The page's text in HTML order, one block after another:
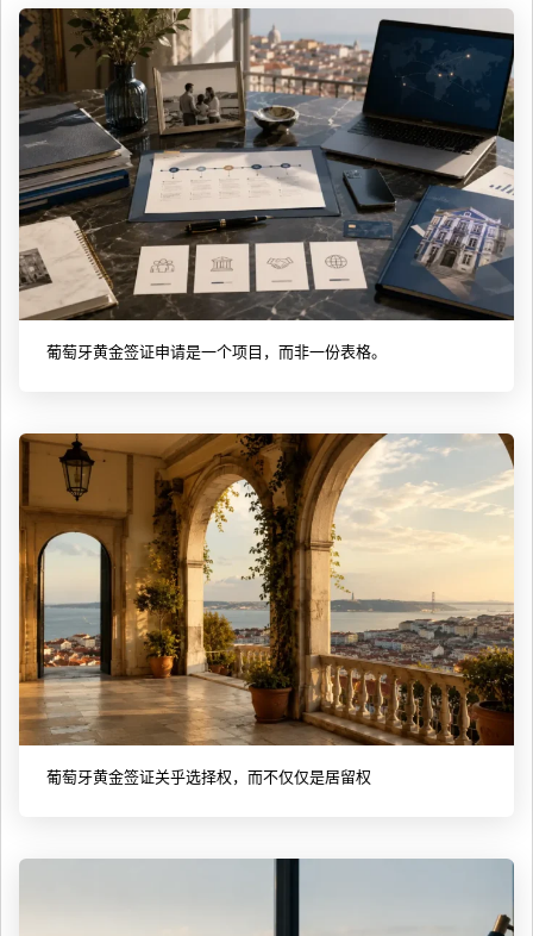
葡萄牙黄金签证申请是一个项目，而非一份表格。
葡萄牙黄金签证关乎选择权，而不仅仅是居留权